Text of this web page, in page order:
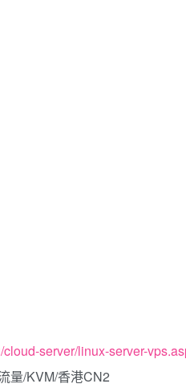
server/linux-server-